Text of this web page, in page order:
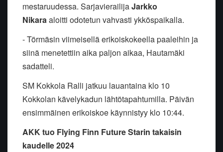
mestaruudessa. SarjavierailijaJarkko
Nikaraaloitti odotetun vahvasti ykköspaikalla.
- Törmäsin viimeisellä erikoiskokeella paaleihin ja
siinä menetettiin aika paljon aikaa, Hautamäki
sadatteli.
SM Kokkola Ralli jatkuu lauantaina klo 10
Kokkolan kävelykadun lähtötapahtumilla. Päivän
ensimmäinen erikoiskoe käynnistyy klo 10:44.
AKK tuo Flying Finn Future Starin takaisin
kaudelle 2024